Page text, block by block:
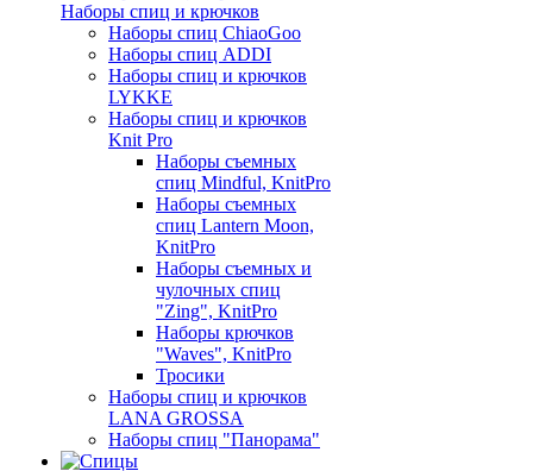
Наборы спиц и крючков
Наборы спиц ChiaoGoo
Наборы спиц ADDI
Наборы спиц и крючков
LYKKE
Наборы спиц и крючков
Knit Pro
Наборы съемных
спиц Mindful, KnitPro
Наборы съемных
спиц Lantern Moon,
KnitPro
Наборы съемных и
чулочных спиц
"Zing", KnitPro
Наборы крючков
"Waves", KnitPro
Тросики
Наборы спиц и крючков
LANA GROSSA
Наборы спиц "Панорама"